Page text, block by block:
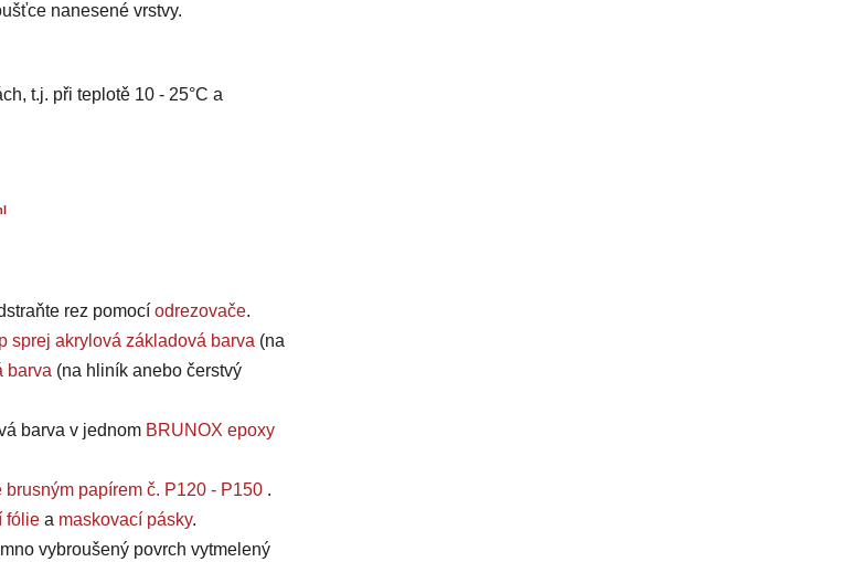
nanesené vrstvy.
t.j. při teplotě 10 - 25°C a
rez pomocí odrezovače.
sprej akrylová základová barva (na
barva (na hliník anebo čerstvý
barva v jednom BRUNOX epoxy
brusným papírem č. P120 - P150 .
fólie a maskovací pásky.
vybroušený povrch vytmelený